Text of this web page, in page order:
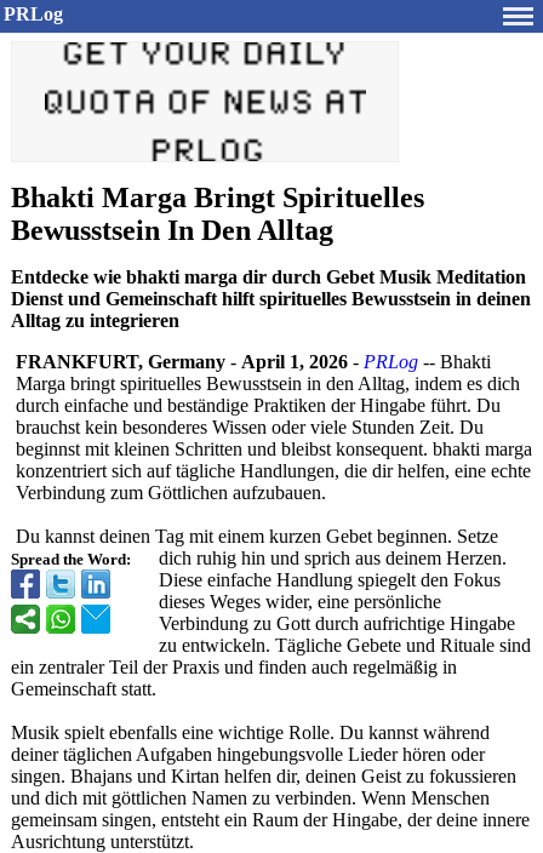
PRLog
Bhakti Marga Bringt Spirituelles
Bewusstsein In Den Alltag
Entdecke wie bhakti marga dir durch Gebet Musik Meditation
Dienst und Gemeinschaft hilft spirituelles Bewusstsein in deinen
Alltag zu integrieren
Spread the Word:
FRANKFURT, Germany - April 1, 2026 - PRLog -- Bhakti
Marga bringt spirituelles Bewusstsein in den Alltag, indem es dich
durch einfache und beständige Praktiken der Hingabe führt. Du
brauchst kein besonderes Wissen oder viele Stunden Zeit. Du
beginnst mit kleinen Schritten und bleibst konsequent. bhakti marga
konzentriert sich auf tägliche Handlungen, die dir helfen, eine echte
Verbindung zum Göttlichen aufzubauen.
Du kannst deinen Tag mit einem kurzen Gebet beginnen. Setze
dich ruhig hin und sprich aus deinem Herzen.
Diese einfache Handlung spiegelt den Fokus
dieses Weges wider, eine persönliche
Verbindung zu Gott durch aufrichtige Hingabe
zu entwickeln. Tägliche Gebete und Rituale sind
ein zentraler Teil der Praxis und finden auch regelmäßig in
Gemeinschaft statt.
Musik spielt ebenfalls eine wichtige Rolle. Du kannst während
deiner täglichen Aufgaben hingebungsvolle Lieder hören oder
singen. Bhajans und Kirtan helfen dir, deinen Geist zu fokussieren
und dich mit göttlichen Namen zu verbinden. Wenn Menschen
gemeinsam singen, entsteht ein Raum der Hingabe, der deine innere
Ausrichtung unterstützt.